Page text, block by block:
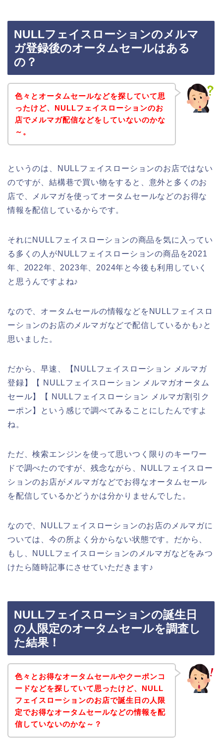
NULLフェイスローションのメルマ
ガ登録後のオータムセールはある
の？
色々とオータムセールなどを探していて思
ったけど、NULLフェイスローションのお
店でメルマガ配信などをしていないのかな
～。
というのは、NULLフェイスローションのお店ではない
のですが、結構巷で買い物をすると、意外と多くのお
店で、メルマガを使ってオータムセールなどのお得な
情報を配信しているからです。
それにNULLフェイスローションの商品を気に入ってい
る多くの人がNULLフェイスローションの商品を2021
年、2022年、2023年、2024年と今後も利用していく
と思うんですよね♪
なので、オータムセールの情報などをNULLフェイスロ
ーションのお店のメルマガなどで配信しているかも♪と
思いました。
だから、早速、【NULLフェイスローション メルマガ
登録】【 NULLフェイスローション メルマガオータム
セール】【 NULLフェイスローション メルマガ割引ク
ーポン】という感じで調べてみることにしたんですよ
ね。
ただ、検索エンジンを使って思いつく限りのキーワー
ドで調べたのですが、残念ながら、NULLフェイスロー
ションのお店がメルマガなどでお得なオータムセール
を配信しているかどうかは分かりませんでした。
なので、NULLフェイスローションのお店のメルマガに
ついては、今の所よく分からない状態です。だから、
もし、NULLフェイスローションのメルマガなどをみつ
けたら随時記事にさせていただきます♪
NULLフェイスローションの誕生日
の人限定のオータムセールを調査し
た結果！
色々とお得なオータムセールやクーポンコ
ードなどを探していて思ったけど、NULL
フェイスローションのお店で誕生日の人限
定でお得なオータムセールなどの情報を配
信していないのかな～？